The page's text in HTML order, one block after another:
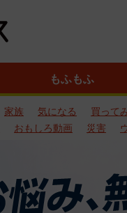
もふもふ
家族 気になる 買って
おもしろ動画 災害